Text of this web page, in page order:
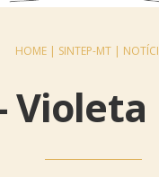
HOME | SINTEP-MT |
-